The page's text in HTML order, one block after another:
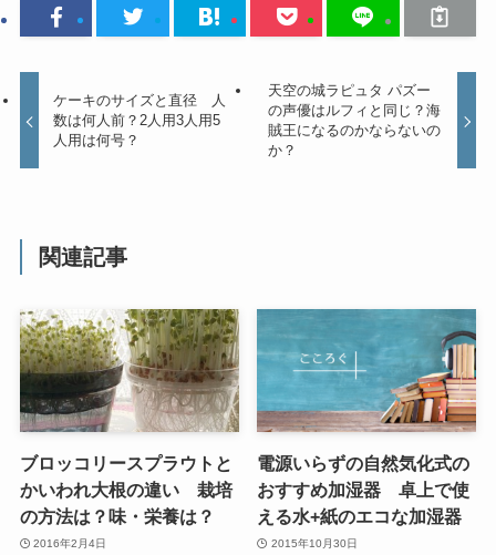
ケーキのサイズと直径 人
数は何人前？2人用3人用5
人用は何号？
天空の城ラピュタ パズー
の声優はルフィと同じ？海
賊王になるのかならないの
か？
関連記事
ブロッコリースプラウトと
かいわれ大根の違い 栽培
の方法は？味・栄養は？
2016年2月4日
電源いらずの自然気化式の
おすすめ加湿器 卓上で使
える水+紙のエコな加湿器
2015年10月30日